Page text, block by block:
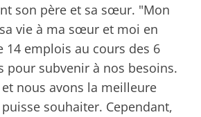
son père et sa sœur. "Mon
vie à ma sœur et moi en
14 emplois au cours des 6
pour subvenir à nos besoins.
nous avons la meilleure
souhaiter. Cependant,